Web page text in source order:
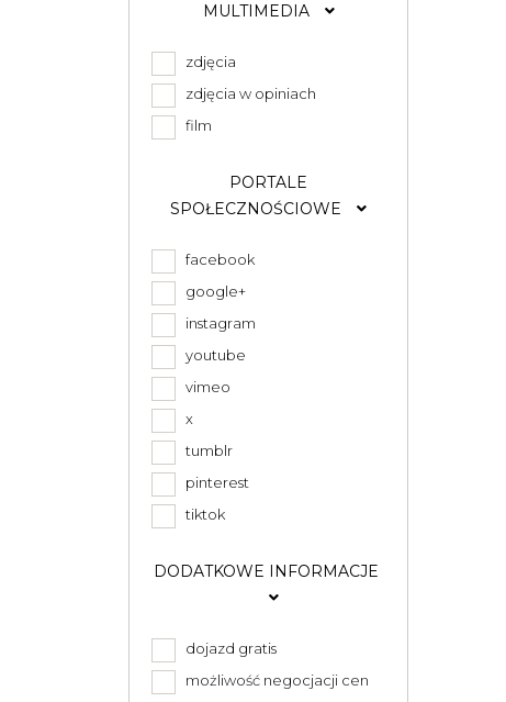
MULTIMEDIA
zdjęcia
zdjęcia w opiniach
film
PORTALE
SPOŁECZNOŚCIOWE
facebook
google+
instagram
youtube
vimeo
x
tumblr
pinterest
tiktok
DODATKOWE INFORMACJE
dojazd gratis
możliwość negocjacji cen